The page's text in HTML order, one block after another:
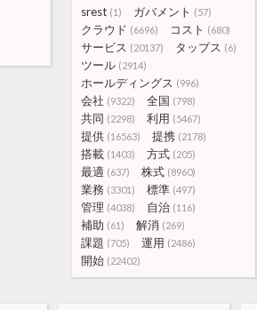
srest (1) ガバメント (57)
クラウド (6696) コスト (680)
サービス (20137) タップス (6)
ツール (2914)
ホールディングス (996)
会社 (9322) 全国 (798)
共同 (2298) 利用 (5467)
提供 (16563) 提携 (2178)
搭載 (1403) 方式 (205)
最適 (637) 株式 (8960)
業務 (3301) 標準 (497)
管理 (4038) 自治 (116)
補助 (61) 解消 (269)
課題 (705) 運用 (2486)
開始 (22402)